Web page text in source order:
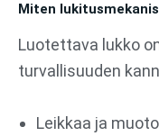
Miten
Luotettava lukko
turvallisuuden
Leikkaa ja